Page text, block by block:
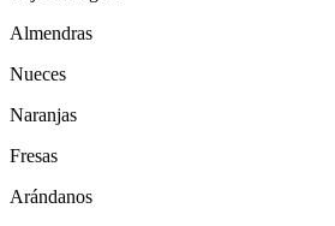
Almendras
Nueces
Naranjas
Fresas
Arándanos